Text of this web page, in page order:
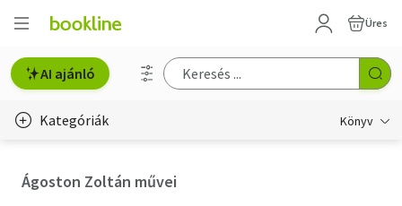
Üres
AI ajánló
Kategóriák Könyv
Ágoston Zoltán művei